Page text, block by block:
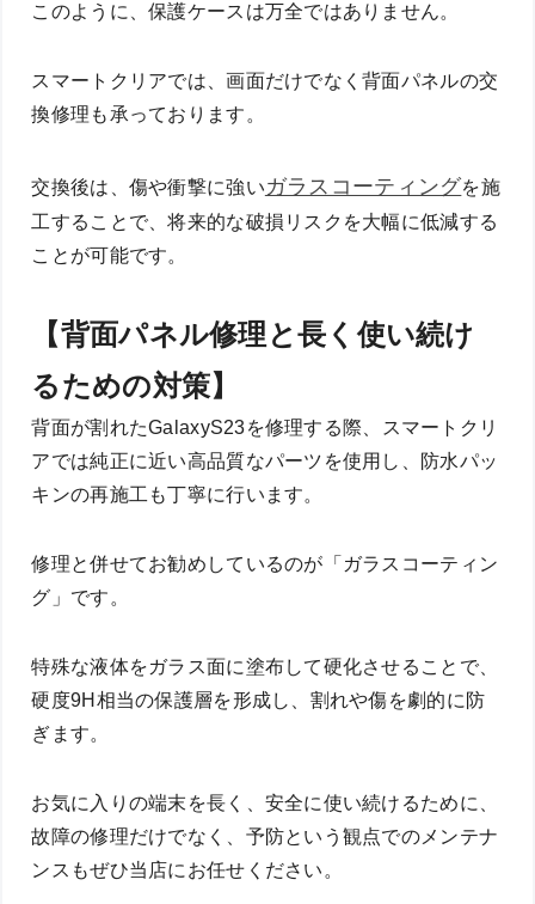
このように、保護ケースは万全ではありません。
スマートクリアでは、画面だけでなく背面パネルの交
換修理も承っております。
交換後は、傷や衝撃に強いガラスコーティングを施
工することで、将来的な破損リスクを大幅に低減する
ことが可能です。
【背面パネル修理と長く使い続け
るための対策】
背面が割れたGalaxyS23を修理する際、スマートクリ
アでは純正に近い高品質なパーツを使用し、防水パッ
キンの再施工も丁寧に行います。
修理と併せてお勧めしているのが「ガラスコーティン
グ」です。
特殊な液体をガラス面に塗布して硬化させることで、
硬度9H相当の保護層を形成し、割れや傷を劇的に防
ぎます。
お気に入りの端末を長く、安全に使い続けるために、
故障の修理だけでなく、予防という観点でのメンテナ
ンスもぜひ当店にお任せください。